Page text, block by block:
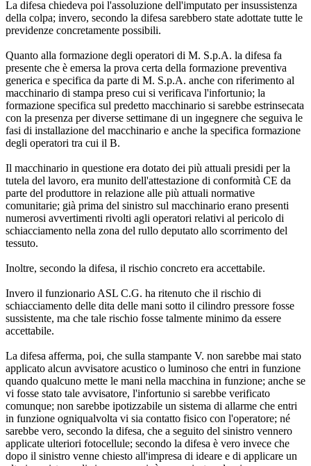
La difesa chiedeva poi l'assoluzione dell'imputato per insussistenza
della colpa; invero, secondo la difesa sarebbero state adottate tutte le
previdenze concretamente possibili.
Quanto alla formazione degli operatori di M. S.p.A. la difesa fa
presente che è emersa la prova certa della formazione preventiva
generica e specifica da parte di M. S.p.A. anche con riferimento al
macchinario di stampa preso cui si verificava l'infortunio; la
formazione specifica sul predetto macchinario si sarebbe estrinsecata
con la presenza per diverse settimane di un ingegnere che seguiva le
fasi di installazione del macchinario e anche la specifica formazione
degli operatori tra cui il B.
Il macchinario in questione era dotato dei più attuali presidi per la
tutela del lavoro, era munito dell'attestazione di conformità CE da
parte del produttore in relazione alle più attuali normative
comunitarie; già prima del sinistro sul macchinario erano presenti
numerosi avvertimenti rivolti agli operatori relativi al pericolo di
schiacciamento nella zona del rullo deputato allo scorrimento del
tessuto.
Inoltre, secondo la difesa, il rischio concreto era accettabile.
Invero il funzionario ASL C.G. ha ritenuto che il rischio di
schiacciamento delle dita delle mani sotto il cilindro pressore fosse
sussistente, ma che tale rischio fosse talmente minimo da essere
accettabile.
La difesa afferma, poi, che sulla stampante V. non sarebbe mai stato
applicato alcun avvisatore acustico o luminoso che entri in funzione
quando qualcuno mette le mani nella macchina in funzione; anche se
vi fosse stato tale avvisatore, l'infortunio si sarebbe verificato
comunque; non sarebbe ipotizzabile un sistema di allarme che entri
in funzione ogniqualvolta vi sia contatto fisico con l'operatore; né
sarebbe vero, secondo la difesa, che a seguito del sinistro vennero
applicate ulteriori fotocellule; secondo la difesa è vero invece che
dopo il sinistro venne chiesto all'impresa di ideare e di applicare un